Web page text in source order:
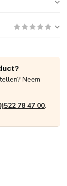
Neem
78 47 00.